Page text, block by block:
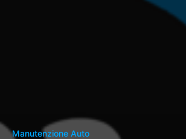
Manutenzione Auto